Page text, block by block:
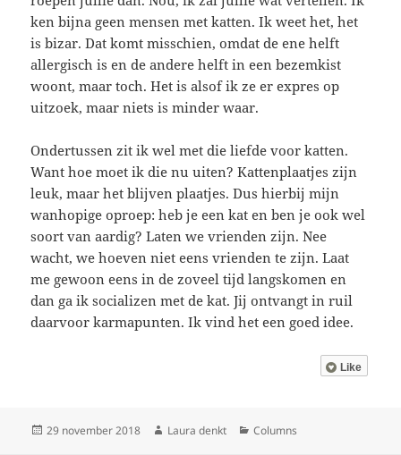
ken bijna geen mensen met katten. Ik weet het, het
is bizar. Dat komt misschien, omdat de ene helft
allergisch is en de andere helft in een bezemkist
woont, maar toch. Het is alsof ik ze er expres op
uitzoek, maar niets is minder waar.
Ondertussen zit ik wel met die liefde voor katten.
Want hoe moet ik die nu uiten? Kattenplaatjes zijn
leuk, maar het blijven plaatjes. Dus hierbij mijn
wanhopige oproep: heb je een kat en ben je ook wel
soort van aardig? Laten we vrienden zijn. Nee
wacht, we hoeven niet eens vrienden te zijn. Laat
me gewoon eens in de zoveel tijd langskomen en
dan ga ik socializen met de kat. Jij ontvangt in ruil
daarvoor karmapunten. Ik vind het een goed idee.
Like
Geplaatst
29 november 2018 Auteur
Laura denkt Categorieën
Columns